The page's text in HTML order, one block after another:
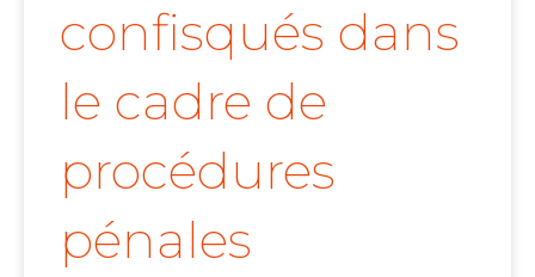
confisqués dans
le cadre de
procédures
pénales